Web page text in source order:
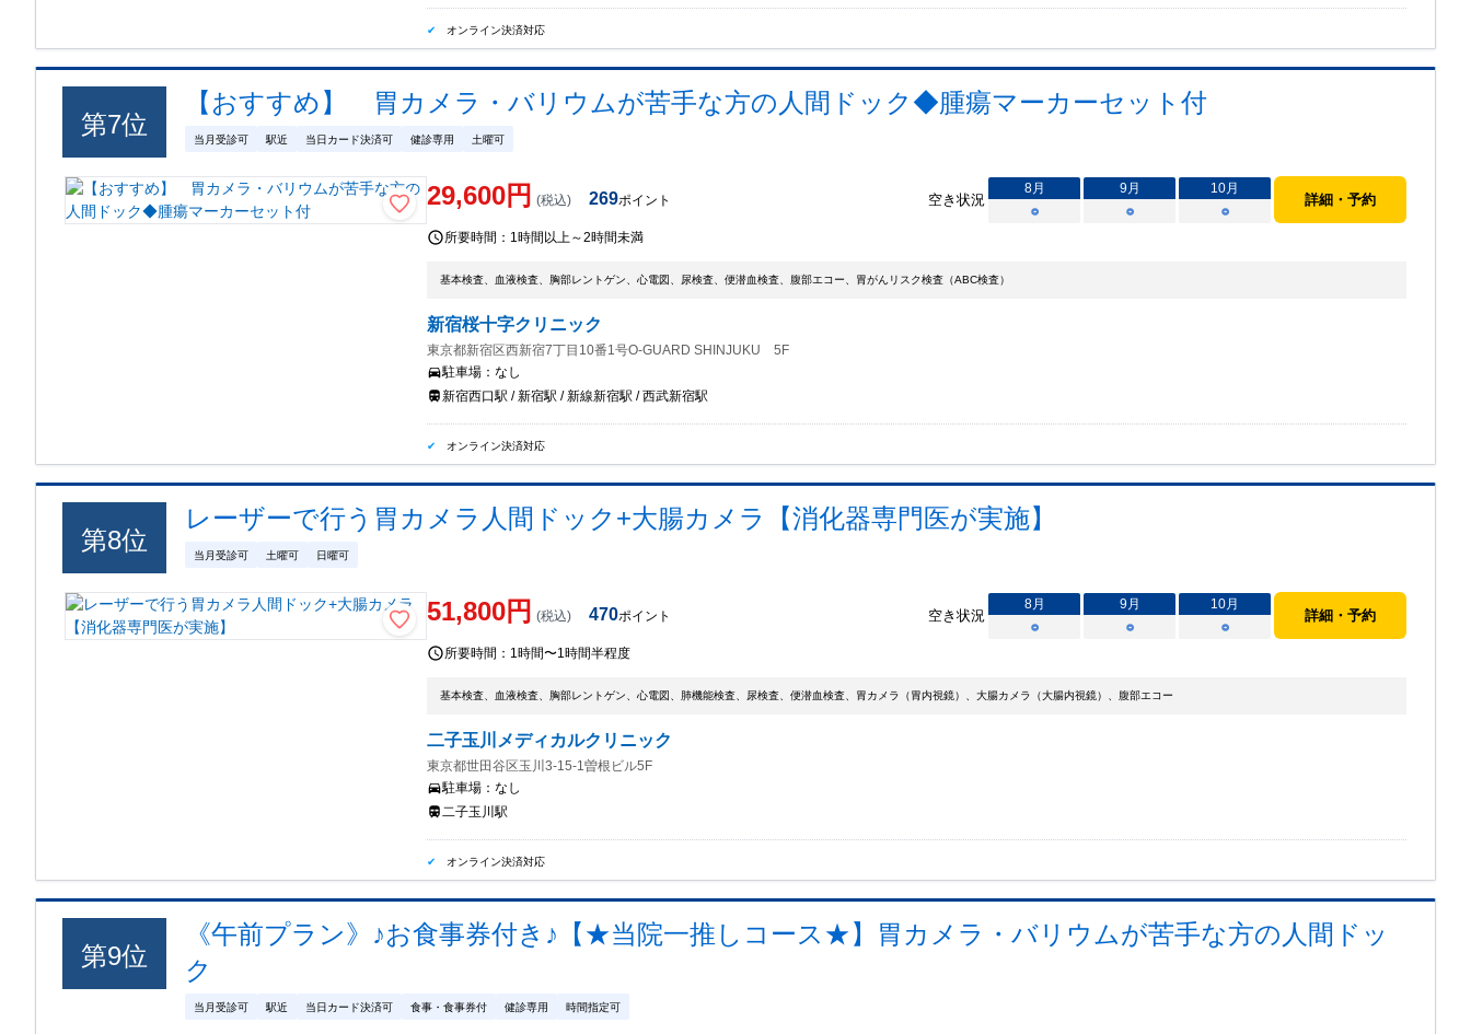
オンライン決済対応
第7位
【おすすめ】 胃カメラ・バリウムが苦手な方の人間ドック◆腫瘍マーカーセット付
当月受診可 駅近 当日カード決済可 健診専用 土曜可
29,600円 (税込) 269ポイント 空き状況
8月 9月 10月
○
○ ○
詳細・予約
所要時間： 1時間以上～2時間未満
基本検査、血液検査、胸部レントゲン、心電図、尿検査、便潜血検査、腹部エコー、胃がんリスク検査（ABC検査）
新宿桜十字クリニック
東京都新宿区西新宿7丁目10番1号O-GUARD SHINJUKU 5F
駐車場：なし
新宿西口駅 / 新宿駅 / 新線新宿駅 / 西武新宿駅
オンライン決済対応
第8位
レーザーで行う胃カメラ人間ドック+大腸カメラ【消化器専門医が実施】
当月受診可 土曜可 日曜可
51,800円 (税込) 470ポイント 空き状況
8月 9月 10月
○
○ ○
詳細・予約
所要時間： 1時間〜1時間半程度
基本検査、血液検査、胸部レントゲン、心電図、肺機能検査、尿検査、便潜血検査、胃カメラ（胃内視鏡）、大腸カメラ（大腸内視鏡）、腹部エコー
二子玉川メディカルクリニック
東京都世田谷区玉川3-15-1曽根ビル5F
駐車場：なし
二子玉川駅
オンライン決済対応
第9位
《午前プラン》♪お食事券付き♪【★当院一推しコース★】胃カメラ・バリウムが苦手な方の人間ドッ
ク
当月受診可 駅近 当日カード決済可 食事・食事券付 健診専用 時間指定可